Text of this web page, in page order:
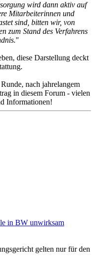
wird dann aktiv auf
Mitarbeiterinnen und
sind, bitten wir, von
zum Stand des Verfahrens
"
diese Darstellung deckt
nach jahrelangem
in diesem Forum - vielen
Informationen!
in BW unwirksam
gelten nur für den